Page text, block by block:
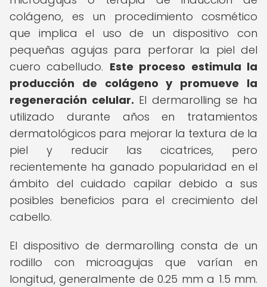
colágeno, es un procedimiento cosmético
que implica el uso de un dispositivo con
pequeñas agujas para perforar la piel del
cuero cabelludo. Este proceso estimula la
producción de colágeno y promueve la
regeneración celular. El dermarolling se ha
utilizado durante años en tratamientos
dermatológicos para mejorar la textura de la
piel y reducir las cicatrices, pero
recientemente ha ganado popularidad en el
ámbito del cuidado capilar debido a sus
posibles beneficios para el crecimiento del
cabello.
El dispositivo de dermarolling consta de un
rodillo con microagujas que varían en
longitud, generalmente de 0.25 mm a 1.5 mm.